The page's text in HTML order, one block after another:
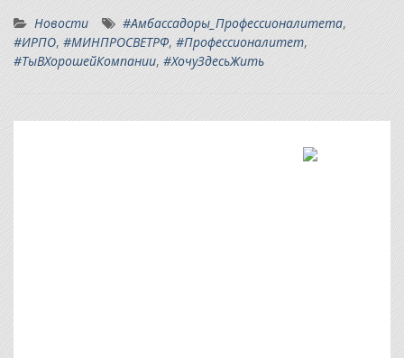
Новости #Амбассадоры_Профессионалитета,
#ИРПО,#МИНПРОСВЕТРФ, #Профессионалитет,
#ТыВХорошейКомпании, #ХочуЗдесьЖить